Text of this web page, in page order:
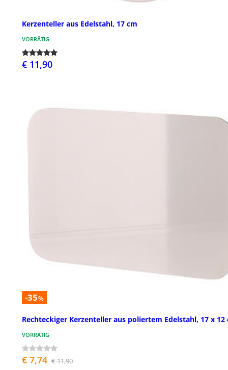
Kerzenteller aus Edelstahl, 17 cm
VORRÄTIG
€ 11,90
-35%
Rechteckiger Kerzenteller aus poliertem Edelstahl, 17 x 12
VORRÄTIG
€ 7,74 € 11,90